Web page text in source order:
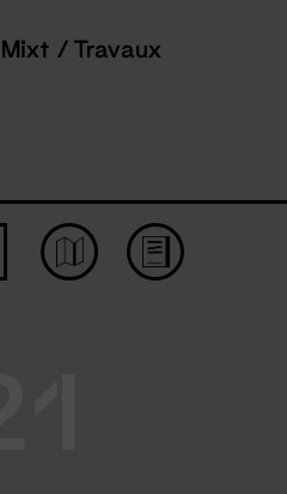
Mixt / Travaux